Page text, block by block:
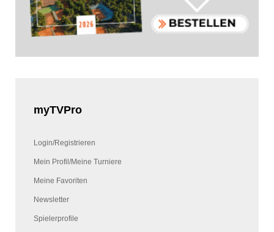
myTVPro
Login/Registrieren
Mein Profil/Meine Turniere
Meine Favoriten
Newsletter
Spielerprofile